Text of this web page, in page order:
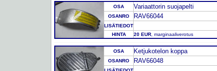
OSA Variaattorin suojapelti
OSANRO RAV66044
LISÄTIEDOT
HINTA
20 EUR , marginaaliverotus
OSA Ketjukotelon koppa
OSANRO RAV66048